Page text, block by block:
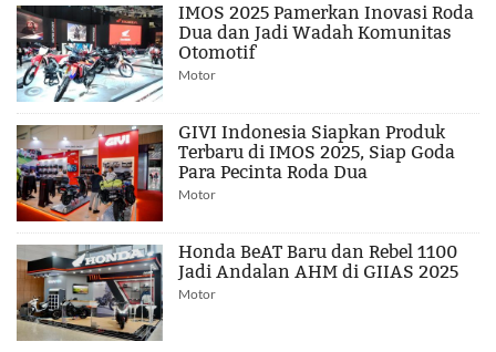
IMOS 2025 Pamerkan Inovasi Roda
Dua dan Jadi Wadah Komunitas
Otomotif
Motor
GIVI Indonesia Siapkan Produk
Terbaru di IMOS 2025, Siap Goda
Para Pecinta Roda Dua
Motor
Honda BeAT Baru dan Rebel 1100
Jadi Andalan AHM di GIIAS 2025
Motor